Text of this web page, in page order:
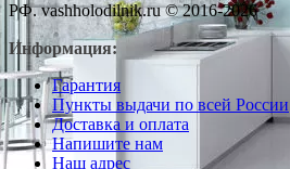
РФ. vashholodilnik.ru © 2016-2026
Информация:
Гарантия
Пункты выдачи по всей России
Доставка и оплата
Напишите нам
Наш адрес